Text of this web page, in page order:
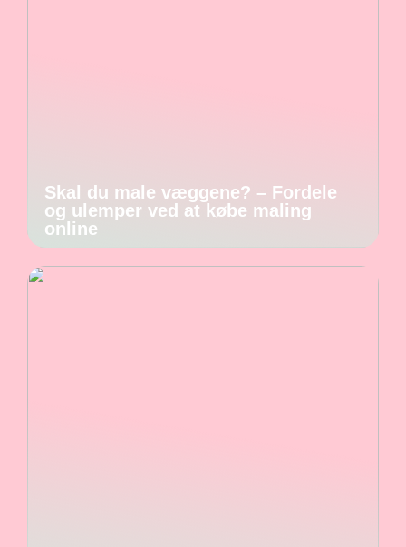
Skal du male væggene? – Fordele
og ulemper ved at købe maling
online